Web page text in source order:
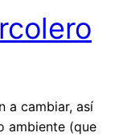
a cambiar, así
ambiente (que